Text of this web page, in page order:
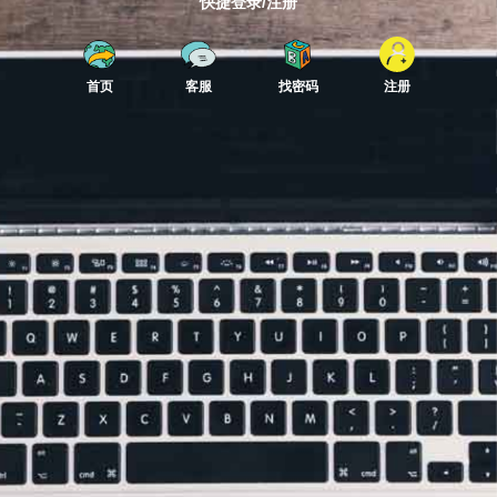
首页 客服 找密码 注册